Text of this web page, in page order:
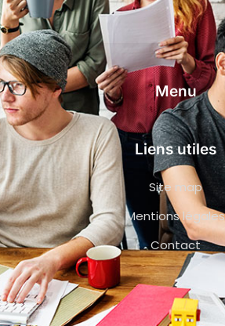
Menu
Liens utiles
Site map
Mentions légales
Contact